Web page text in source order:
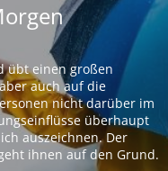
übt einen großen
auch auf die
nicht darüber im
überhaupt
auszeichnen. Der
ihnen auf den Grund.